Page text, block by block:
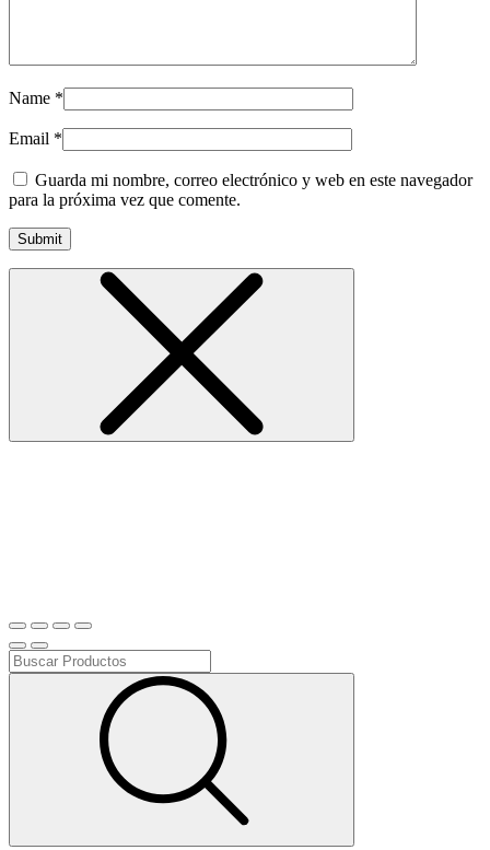
Name *
Email *
Guarda mi nombre, correo electrónico y web en este navegador
para la próxima vez que comente.